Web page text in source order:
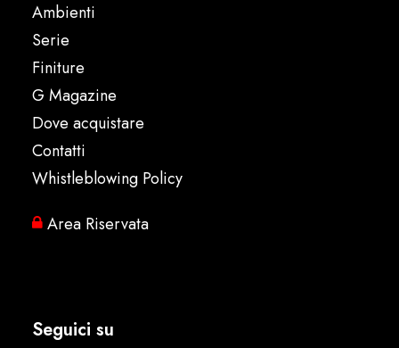
Ambienti
Serie
Finiture
G Magazine
Dove acquistare
Contatti
Whistleblowing Policy
Area Riservata
Seguici su